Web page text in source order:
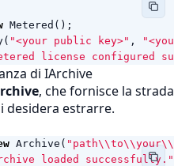
Metered ();
( "<your public key>" ,
"<your
license configured
di IArchive
, che fornisce la strada
desidera estrarre.
Archive (
loaded successfully."